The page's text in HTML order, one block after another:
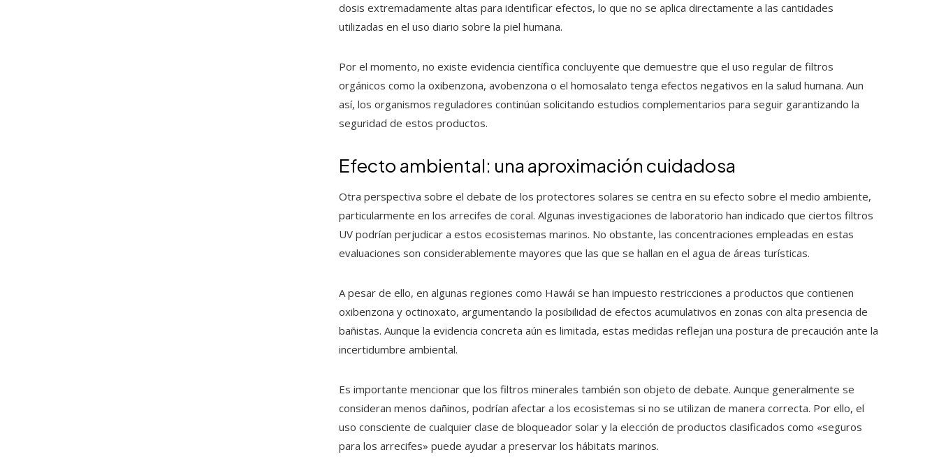
dosis extremadamente altas para identificar efectos, lo que no se aplica directamente a las cantidades
utilizadas en el uso diario sobre la piel humana.
Por el momento, no existe evidencia científica concluyente que demuestre que el uso regular de filtros
orgánicos como la oxibenzona, avobenzona o el homosalato tenga efectos negativos en la salud humana. Aun
así, los organismos reguladores continúan solicitando estudios complementarios para seguir garantizando la
seguridad de estos productos.
Efecto ambiental: una aproximación cuidadosa
Otra perspectiva sobre el debate de los protectores solares se centra en su efecto sobre el medio ambiente,
particularmente en los arrecifes de coral. Algunas investigaciones de laboratorio han indicado que ciertos filtros
UV podrían perjudicar a estos ecosistemas marinos. No obstante, las concentraciones empleadas en estas
evaluaciones son considerablemente mayores que las que se hallan en el agua de áreas turísticas.
A pesar de ello, en algunas regiones como Hawái se han impuesto restricciones a productos que contienen
oxibenzona y octinoxato, argumentando la posibilidad de efectos acumulativos en zonas con alta presencia de
bañistas. Aunque la evidencia concreta aún es limitada, estas medidas reflejan una postura de precaución ante la
incertidumbre ambiental.
Es importante mencionar que los filtros minerales también son objeto de debate. Aunque generalmente se
consideran menos dañinos, podrían afectar a los ecosistemas si no se utilizan de manera correcta. Por ello, el
uso consciente de cualquier clase de bloqueador solar y la elección de productos clasificados como «seguros
para los arrecifes» puede ayudar a preservar los hábitats marinos.